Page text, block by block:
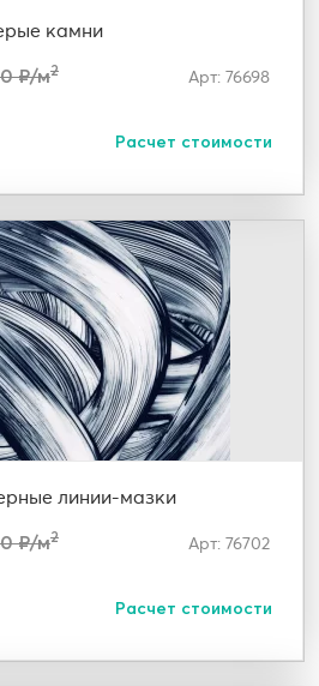
камни
₽/м2 Арт: 76698
Расчет стоимости
линии-мазки
₽/м2 Арт: 76702
Расчет стоимости